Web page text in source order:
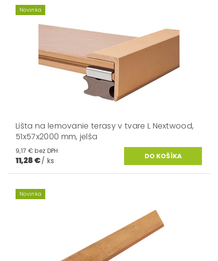
Novinka
Lišta na lemovanie terasy v tvare L Nextwood,
51x57x2000 mm, jelša
9,17 € bez DPH
11,28 €/ ks
Novinka